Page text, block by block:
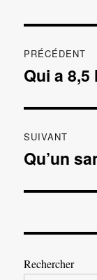
de
PRÉCÉDENT
Publication
Qui a
SUIVANT
Publication
Qu’un
Rechercher